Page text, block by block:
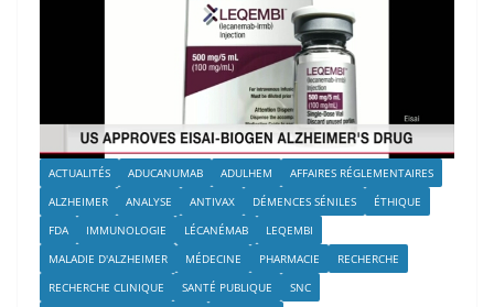
ACTUALITÉS ADUCANUMAB ADULHEM
AFFAIRES RÉGLEMENTAIRES
ALZHEIMER
ANALYSE ANTIVAX DÉMENCES SÉNILES
ÉTHIQUE
FDA
IMMUNOLOGIE LÉCANÉMAB
LEQEMBI
MALADIE D'ALZHEIMER
MÉDECINE PHARMACIE
RECHERCHE
RECHERCHE CLINIQUE
SANTÉ PUBLIQUE
SNC